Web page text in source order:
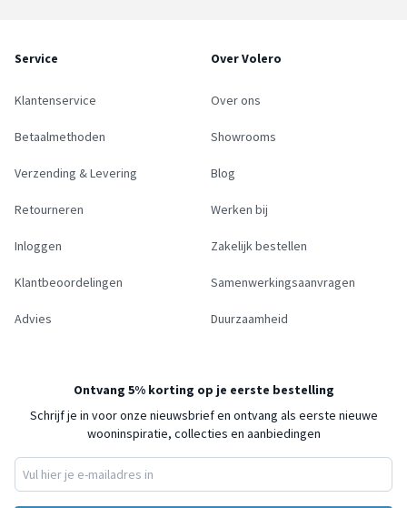
Service
Klantenservice
Betaalmethoden
Verzending & Levering
Retourneren
Inloggen
Klantbeoordelingen
Advies
Over Volero
Over ons
Showrooms
Blog
Werken bij
Zakelijk bestellen
Samenwerkingsaanvragen
Duurzaamheid
Ontvang 5% korting op je eerste bestelling
Schrijf je in voor onze nieuwsbrief en ontvang als eerste nieuwe
wooninspiratie, collecties en aanbiedingen